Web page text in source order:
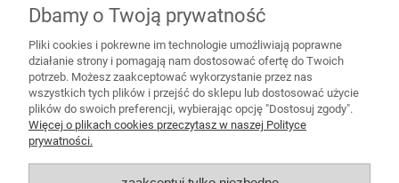
Najniższa cena:11,99 zł
do koszyka
Pomoc
Moje konto
Dbamy o Twoją prywatność
Pliki cookies i pokrewne im technologie umożliwiają poprawne
działanie strony i pomagają nam dostosować ofertę do Twoich
potrzeb. Możesz zaakceptować wykorzystanie przez nas
wszystkich tych plików i przejść do sklepu lub dostosować użycie
plików do swoich preferencji, wybierając opcję "Dostosuj zgody".
Więcej o plikach cookies przeczytasz w naszej Polityce
prywatności.